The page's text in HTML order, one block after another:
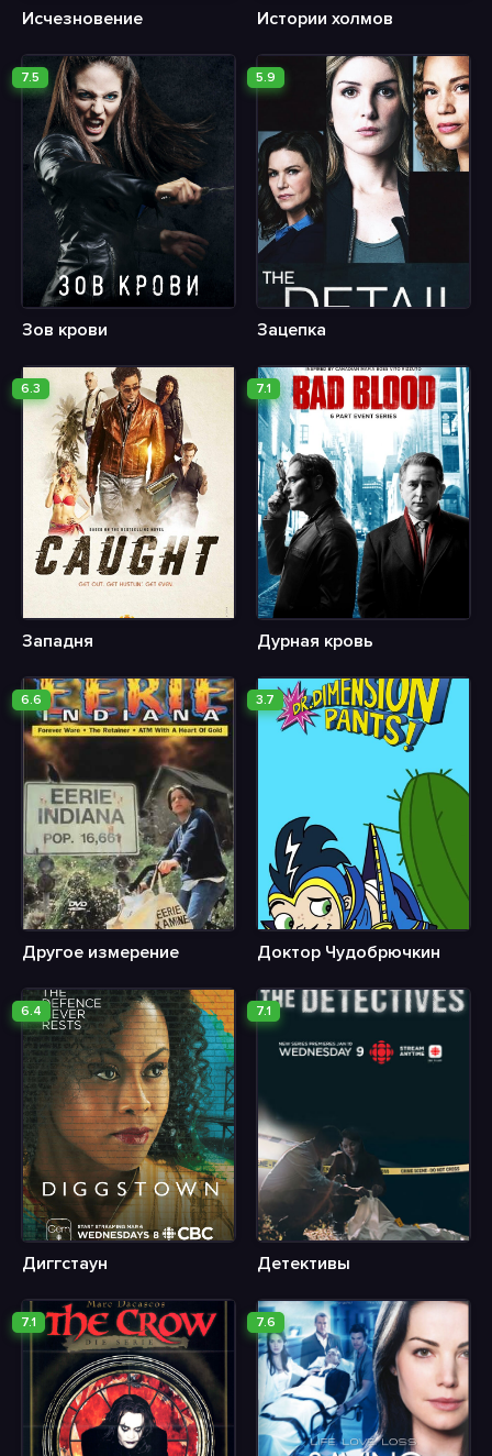
Исчезновение Истории холмов
7.5
Зов крови
5.9
Зацепка
6.3
Западня
7.1
Дурная кровь
6.6
Другое измерение
3.7
Доктор Чудобрючкин
6.4
Диггстаун
7.1
Детективы
7.1 7.6